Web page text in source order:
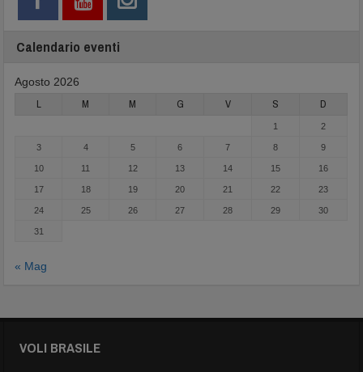
Calendario eventi
Agosto 2026
L M M G V S D
1 2
3 4 5 6 7 8 9
10 11 12 13 14 15 16
17 18 19 20 21 22 23
24 25 26 27 28 29 30
31
« Mag
VOLI BRASILE